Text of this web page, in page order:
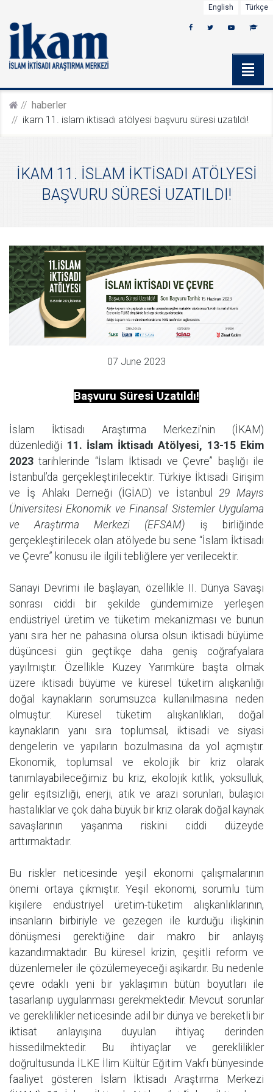
English Türkçe
haberler
i̇kam 11. i̇slam i̇kti̇sadi atölyesi̇ başvuru süresi̇ uzatildi!
İKAM 11. İSLAM İKTİSADI ATÖLYESİ
BAŞVURU SÜRESİ UZATILDI!
07 June 2023
Başvuru Süresi Uzatıldı!
İslam İktisadı Araştırma Merkezi’nin (İKAM)
düzenlediği 11. İslam İktisadı Atölyesi, 13-15 Ekim
2023tarihlerinde “İslam İktisadı ve Çevre” başlığı ile
İstanbul’da gerçekleştirilecektir. Türkiye İktisadi Girişim
ve İş Ahlakı Derneği (İGİAD) ve İstanbul29 Mayıs
Üniversitesi Ekonomik ve Finansal Sistemler Uygulama
ve Araştırma Merkezi (EFSAM) iş birliğinde
gerçekleştirilecek olan atölyede bu sene “İslam İktisadı
ve Çevre” konusu ile ilgili tebliğlere yer verilecektir.
Sanayi Devrimi ile başlayan, özellikle II. Dünya Savaşı
sonrası ciddi bir şekilde gündemimize yerleşen
endüstriyel üretim ve tüketim mekanizması ve bunun
yanı sıra her ne pahasına olursa olsun iktisadi büyüme
düşüncesi gün geçtikçe daha geniş coğrafyalara
yayılmıştır. Özellikle Kuzey Yarımküre başta olmak
üzere iktisadi büyüme ve küresel tüketim alışkanlığı
doğal kaynakların sorumsuzca kullanılmasına neden
olmuştur. Küresel tüketim alışkanlıkları, doğal
kaynakların yanı sıra toplumsal, iktisadi ve siyasi
dengelerin ve yapıların bozulmasına da yol açmıştır.
Ekonomik, toplumsal ve ekolojik bir kriz olarak
tanımlayabileceğimiz bu kriz, ekolojik kıtlık, yoksulluk,
gelir eşitsizliği, enerji, atık ve arazi sorunları, bulaşıcı
hastalıklar ve çok daha büyük bir kriz olarak doğal kaynak
savaşlarının yaşanma riskini ciddi düzeyde
arttırmaktadır.
Bu riskler neticesinde yeşil ekonomi çalışmalarının
önemi ortaya çıkmıştır. Yeşil ekonomi, sorumlu tüm
kişilere endüstriyel üretim-tüketim alışkanlıklarının,
insanların birbiriyle ve gezegen ile kurduğu ilişkinin
dönüşmesi gerektiğine dair makro bir anlayış
kazandırmaktadır. Bu küresel krizin, çeşitli reform ve
düzenlemeler ile çözülemeyeceği aşikardır. Bu nedenle
çevre odaklı yeni bir yaklaşımın bütün boyutları ile
tasarlanıp uygulanması gerekmektedir. Mevcut sorunlar
ve gereklilikler neticesinde adil bir dünya ve bereketli bir
iktisat anlayışına duyulan ihtiyaç derinden
hissedilmektedir. Bu ihtiyaçlar ve gereklilikler
doğrultusunda İLKE İlim Kültür Eğitim Vakfı bünyesinde
faaliyet gösteren İslam İktisadı Araştırma Merkezi